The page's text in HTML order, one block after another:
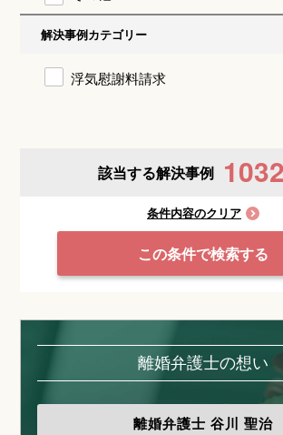
解決事例カテゴリー
浮気慰謝料請求
該当する解決事例 1032
条件内容のクリア
この条件で検索する
離婚弁護士の想い
離婚弁護士 谷川 聖治